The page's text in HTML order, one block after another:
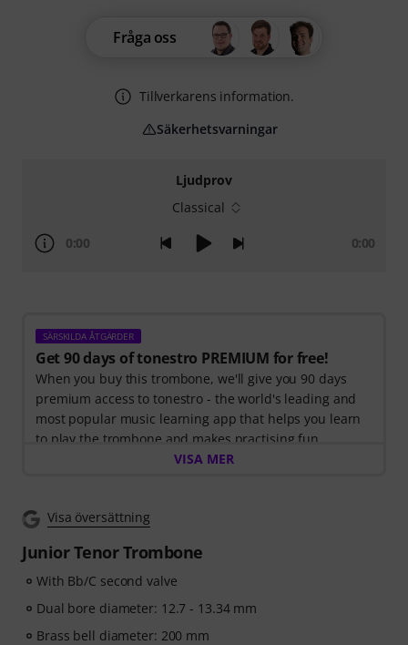
Ljudprov
Classical
0:00 0:00
SÄRSKILDA ÅTGÄRDER
Get 90 days of tonestro PREMIUM for free!
When you buy this trombone, we'll give you 90 days
premium access to tonestro - the world's leading and
most popular music learning app that helps you learn
to play the trombone and makes practising fun.
Discover the world of music with
The interactive live feedback from tonestro listens to
immediately gives you feedback on pitch and rhythm.
Take the opportunity now to develop your trombone
skills flexibly, effectively and enjoyably - anytime,
anywhere. No automatic renewal!
VISA MER
Visa översättning
Junior Tenor Trombone
With Bb/C second valve
Dual bore diameter: 12.7 - 13.34 mm
Brass bell diameter: 200 mm
Fråga oss
Tillverkarens information.
Säkerhetsvarningar